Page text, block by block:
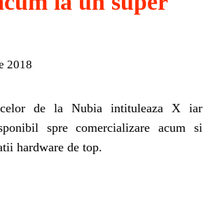
2018
de la Nubia intituleaza X iar
spre comercializare acum si
hardware de top.